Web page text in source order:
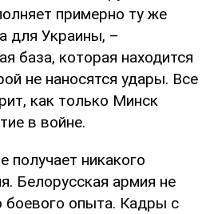
примерно ту же
для Украины, –
база, которая находится
не наносятся удары. Все
как только Минск
в войне.
получает никакого
Белорусская армия не
боевого опыта. Кадры с